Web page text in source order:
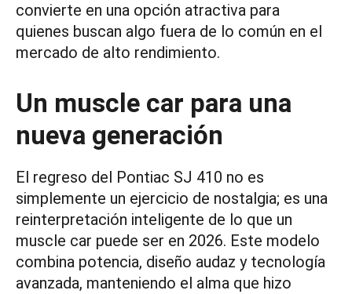
convierte en una opción atractiva para
quienes buscan algo fuera de lo común en el
mercado de alto rendimiento.
Un muscle car para una
nueva generación
El regreso del Pontiac SJ 410 no es
simplemente un ejercicio de nostalgia; es una
reinterpretación inteligente de lo que un
muscle car puede ser en 2026. Este modelo
combina potencia, diseño audaz y tecnología
avanzada, manteniendo el alma que hizo